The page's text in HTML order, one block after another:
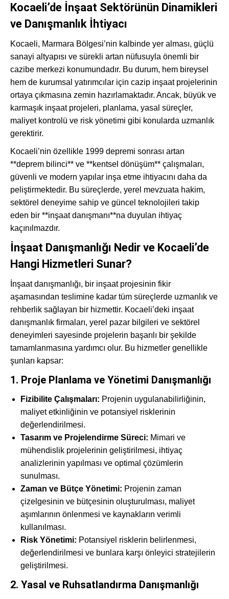
Kocaeli’de İnşaat Sektörünün Dinamikleri
ve Danışmanlık İhtiyacı
Kocaeli, Marmara Bölgesi’nin kalbinde yer alması, güçlü
sanayi altyapısı ve sürekli artan nüfusuyla önemli bir
cazibe merkezi konumundadır. Bu durum, hem bireysel
hem de kurumsal yatırımcılar için cazip inşaat projelerinin
ortaya çıkmasına zemin hazırlamaktadır. Ancak, büyük ve
karmaşık inşaat projeleri, planlama, yasal süreçler,
maliyet kontrolü ve risk yönetimi gibi konularda uzmanlık
gerektirir.
Kocaeli’nin özellikle 1999 depremi sonrası artan
**deprem bilinci** ve **kentsel dönüşüm** çalışmaları,
güvenli ve modern yapılar inşa etme ihtiyacını daha da
peliştirmektedir. Bu süreçlerde, yerel mevzuata hakim,
sektörel deneyime sahip ve güncel teknolojileri takip
eden bir **inşaat danışmanı**na duyulan ihtiyaç
kaçınılmazdır.
İnşaat Danışmanlığı Nedir ve Kocaeli’de
Hangi Hizmetleri Sunar?
İnşaat danışmanlığı, bir inşaat projesinin fikir
aşamasından teslimine kadar tüm süreçlerde uzmanlık ve
rehberlik sağlayan bir hizmettir. Kocaeli’deki inşaat
danışmanlık firmaları, yerel pazar bilgileri ve sektörel
deneyimleri sayesinde projelerin başarılı bir şekilde
tamamlanmasına yardımcı olur. Bu hizmetler genellikle
şunları kapsar:
1. Proje Planlama ve Yönetimi Danışmanlığı
Fizibilite Çalışmaları: Projenin uygulanabilirliğinin,
maliyet etkinliğinin ve potansiyel risklerinin
değerlendirilmesi.
Tasarım ve Projelendirme Süreci: Mimari ve
mühendislik projelerinin geliştirilmesi, ihtiyaç
analizlerinin yapılması ve optimal çözümlerin
sunulması.
Zaman ve Bütçe Yönetimi: Projenin zaman
çizelgesinin ve bütçesinin oluşturulması, maliyet
aşımlarının önlenmesi ve kaynakların verimli
kullanılması.
Risk Yönetimi: Potansiyel risklerin belirlenmesi,
değerlendirilmesi ve bunlara karşı önleyici stratejilerin
geliştirilmesi.
2. Yasal ve Ruhsatlandırma Danışmanlığı